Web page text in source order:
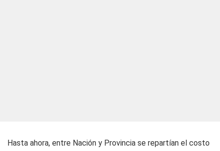
Hasta ahora, entre Nación y Provincia se repartían el costo